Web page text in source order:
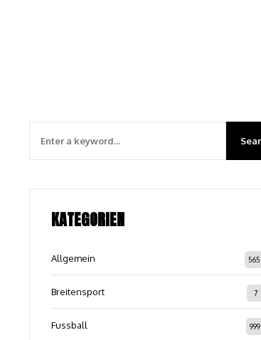
KATEGORIEN
Allgemein 565
Breitensport 7
Fussball 999